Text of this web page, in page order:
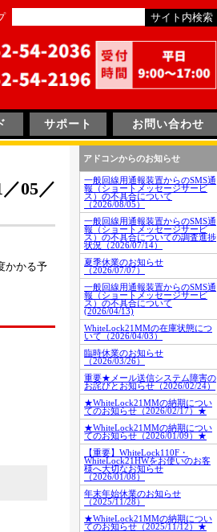
サポート お問い合わせ
05／
かかる予
アドコンからのお知らせ
一般回線用通報装置からのSMS通
報（ショートメッセージサービ
ス）の不具合について
（2026/08/05）
一般回線用通報装置からのSMS通
報（ショートメッセージサービ
ス）の不具合についての調査進捗
状況（2026/07/14）
夏季休業のお知らせ
（2026/07/07）
一般回線用通報装置からのSMS通
報（ショートメッセージサービ
ス）の不具合について
(2026/04/13)
WhiteLock21MMの在庫状態につ
いて（2026/04/03）
臨時休業のお知らせ
（2026/03/26）
重要★メール送信システム障害の
お詫びとお知らせ（2026/02/24）
★WhiteLock21MMの納期につい
てのお知らせ（2026/02/17）★
★WhiteLock21MMの納期につい
てのお知らせ（2026/01/09）★
【重要】WhiteLock110F・
WhiteLock21HWをお使いのお客
様へ大切なお知らせ
（2026/01/08）
年末年始休業のお知らせ
（2025/11/28）
★WhiteLock21MMの納期につい
てのお知らせ（2025/11/12）★